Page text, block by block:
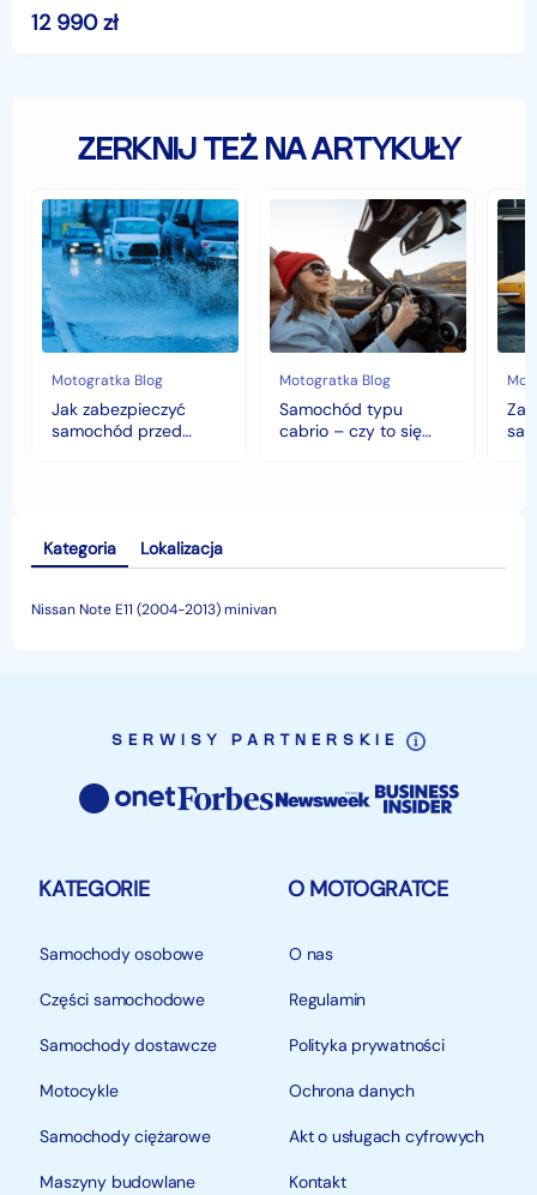
Chodzieży przy ul. Kochanowskiego 36Pojemność i m
12 990zł
ZERKNIJ TEŻ NA ARTYKUŁY
Jak
zabezpieczyć
samochód
przed
jesiennymi
chłodami
i
deszczem?
Motogratka Blog
Jak zabezpieczyć
samochód przed
Samochód
cabrio
–
czy
to
się
opłaca
w
polskim
klimacie?
Motogratka Blog
Samochód typu
cabrio – czy to się
czyli
Kategoria
Nissan Note E11 (2004-2013) minivan
Lokalizacja
SERWISY PARTNERSKIE
KATEGORIE
Samochody osobowe
Części samochodowe
Samochody dostawcze
Motocykle
Samochody ciężarowe
Maszyny budowlane
O MOTOGRATCE
O nas
Regulamin
Polityka prywatności
Ochrona danych
Akt o usługach cyfrowych
Kontakt